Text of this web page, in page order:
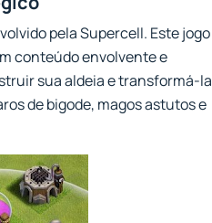
pela Supercell. Este jogo
conteúdo envolvente e
sua aldeia e transformá-la
de bigode, magos astutos e